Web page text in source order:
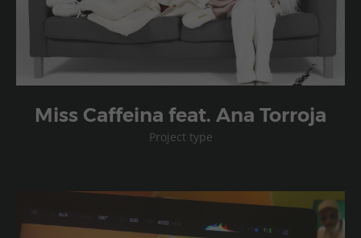
Miss Caffeina feat. Ana Torroja
Project type